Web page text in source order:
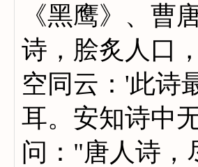
《黑鹰》、曹
诗，脍炙人口
空同云：'此诗
耳。安知诗中
问："唐人诗，